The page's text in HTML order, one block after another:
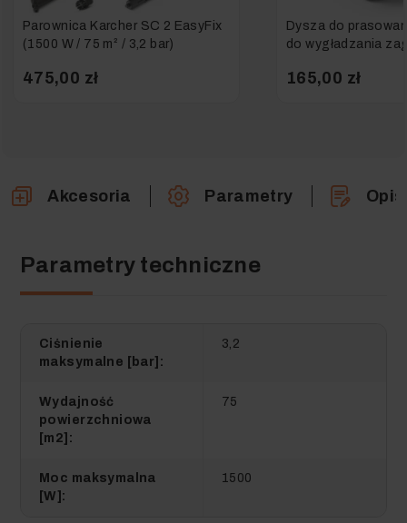
Parownica Karcher SC 2 EasyFix
(1500 W / 75 m² / 3,2 bar)
475,00 zł
Dysza do
do wygładzania
SC 1,2,3,4,5
165,00 zł
Akcesoria Parametry Opis
Parametry techniczne
Ciśnienie
maksymalne [bar]:
3,2
Wydajność
powierzchniowa
[m2]:
75
Moc maksymalna
[W]:
1500